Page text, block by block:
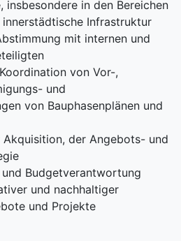
insbesondere in den Bereichen
Infrastruktur
mit internen und
von Vor-,
und
von Bauphasenplänen und
der Angebots- und
Budgetverantwortung
und nachhaltiger
und Projekte